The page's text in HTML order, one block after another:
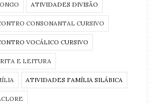
ATIVIDADES DIVISÃO
CONSONANTAL CURSIVO
VOCÁLICO CURSIVO
E LEITURA
ATIVIDADES FAMÍLIA SILÁBICA